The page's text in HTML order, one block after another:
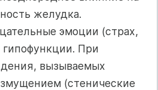
желудка.
эмоции (страх,
гипофункции. При
вызываемых
(стенические